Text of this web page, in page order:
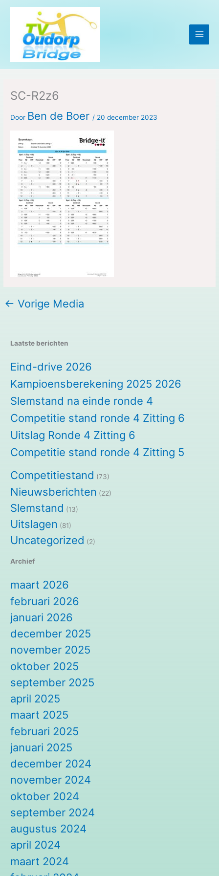
Ga
inhoud
SC-R2z6
Door Ben de Boer / 20 december 2023
← Vorige Media
Laatste berichten
Eind-drive 2026
Kampioensberekening 2025 2026
Slemstand na einde ronde 4
Competitie stand ronde 4 Zitting 6
Uitslag Ronde 4 Zitting 6
Competitie stand ronde 4 Zitting 5
Competitiestand (73)
Nieuwsberichten (22)
Slemstand (13)
Uitslagen (81)
Uncategorized (2)
Archief
maart 2026
februari 2026
januari 2026
december 2025
november 2025
oktober 2025
september 2025
april 2025
maart 2025
februari 2025
januari 2025
december 2024
november 2024
oktober 2024
september 2024
augustus 2024
april 2024
maart 2024